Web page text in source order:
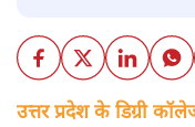
उत्तर प्रदेश के डिग्री